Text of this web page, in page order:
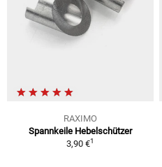
RAXIMO
Spannkeile Hebelschützer
3,90 €1